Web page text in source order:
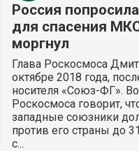
Россия
для спасения
моргнул
Глава Роскосмоса
октябре 2018 года,
носителя «Союз-ФГ».
Роскосмоса говорит,
западные союзники
против его страны до
с...